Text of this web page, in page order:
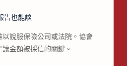
告也能談
說服保險公司或法院。協會
金額被採信的關鍵。